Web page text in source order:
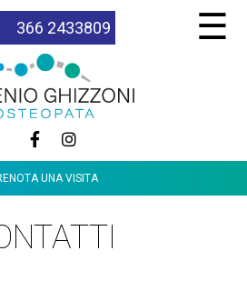
366 2433809 ☰
UNA VISITA